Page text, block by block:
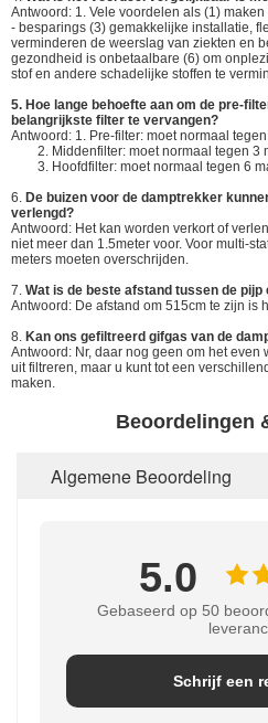
Antwoord: 1. Vele voordelen als (1)
- besparings (3) gemakkelijke installatie,
verminderen de weerslag van ziekten en
gezondheid is onbetaalbare (6) om
stof en andere schadelijke stoffen te
5. Hoe lange behoefte aan om de pre-
belangrijkste filter te vervangen?
Antwoord: 1. Pre-filter: moet normaal
2. Middenfilter: moet normaal tegen 3
3. Hoofdfilter: moet normaal tegen 6
6. De buizen voor de damptrekker
verlengd?
Antwoord: Het kan worden verkort of
niet meer dan 1.5meter voor. Voor multi-
meters moeten overschrijden.
7. Wat is de beste afstand tussen de pijp
Antwoord: De afstand om 515cm te zijn is
8. Kan ons gefiltreerd gifgas van de
Antwoord: Nr, daar nog geen om het
uit filtreren, maar u kunt tot een
maken.
Beoordelingen
Algemene Beoordeling
5.0
Gebaseerd op 50
Schrijf een